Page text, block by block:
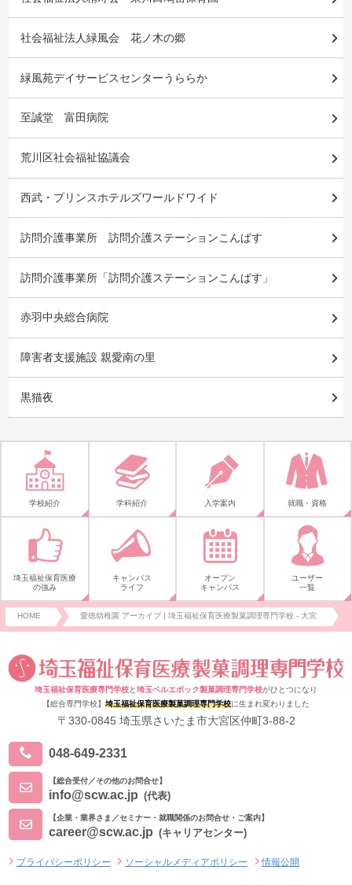
社会福祉法人緑風会 花ノ木の郷
緑風苑デイサービスセンターうららか
至誠堂 富田病院
荒川区社会福祉協議会
西武・プリンスホテルズワールドワイド
訪問介護事業所 訪問介護ステーションこんぱす
訪問介護事業所「訪問介護ステーションこんぱす」
赤羽中央総合病院
障害者支援施設 親愛南の里
黒猫夜
学校紹介 学科紹介 入学案内 就職・資格
埼玉福祉保育医療
の強み
キャンパス
ライフ
オープン
キャンパス
ユーザー
一覧
HOME 愛徳幼稚園 アーカイブ | 埼玉福祉保育医療製菓調理専門学校 - 大宮
埼玉福祉保育医療専門学校と埼玉ベルエポック製菓調理専門学校がひとつになり
【総合専門学校】 埼玉福祉保育医療製菓調理専門学校に生まれ変わりました
〒330-0845 埼玉県さいたま市大宮区仲町3-88-2
048-649-2331
【総合受付／その他のお問合せ】
info@scw.ac.jp (代表)
【企業・業界さま／セミナー・就職関係のお問合せ・ご案内】
career@scw.ac.jp (キャリアセンター)
プライバシーポリシー ソーシャルメディアポリシー 情報公開